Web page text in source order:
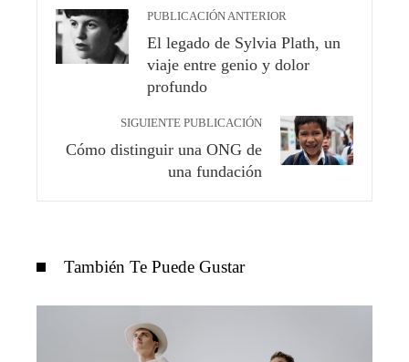
PUBLICACIÓN ANTERIOR
El legado de Sylvia Plath, un
viaje entre genio y dolor
profundo
SIGUIENTE PUBLICACIÓN
Cómo distinguir una ONG de
una fundación
También Te Puede Gustar